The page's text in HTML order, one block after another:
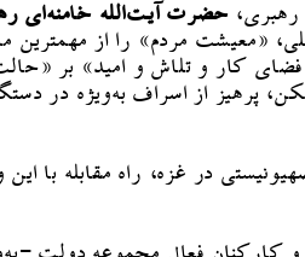
رهبری، حضرت آیت‌الله خامنه‌ای
مردم» را از مهمترین
کار و تلاش و امید» بر
از اسراف به‌ویژه در
صهیونیستی در غزه، راه